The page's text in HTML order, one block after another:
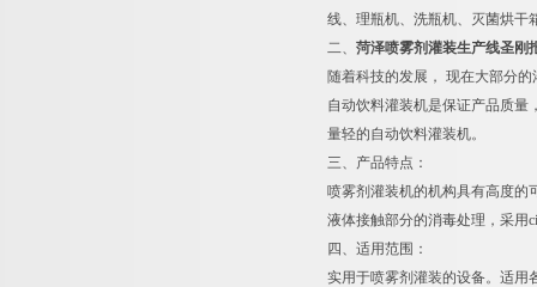
线、理瓶机、洗瓶机、灭菌烘干
二、 菏泽喷雾剂灌装生产线圣刚
随着科技的发展， 现在大部分
自动饮料灌装机是保证产品质量
量轻的自动饮料灌装机。
三、产品特点：
喷雾剂灌装机的机构具有高度的
液体接触部分的消毒处理，采用
四、适用范围：
实用于喷雾剂灌装的设备。适用